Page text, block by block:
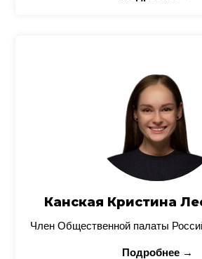
Канская Кристина
Член Общественной палаты
Подробнее →